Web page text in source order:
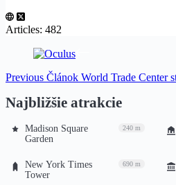
Articles: 482
Previous Článok World Trade Center
Najbližšie atrakcie
Madison Square
Garden
240 m
New York Times
Tower
690 m